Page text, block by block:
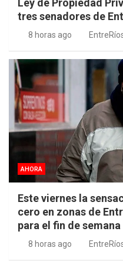
Ley de Propiedad
tres senadores de
8 horas ago
AHORA
Este viernes la
cero en zonas de
para el fin de semana
8 horas ago